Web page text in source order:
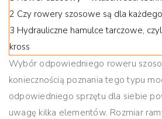
2 Czy rowery szosowe są dla
3 Hydrauliczne hamulce tarczowe,
kross
Wybór odpowiedniego roweru
koniecznością poznania tego typu
odpowiedniego sprzętu dla siebie
uwagę kilka elementów. Rozmiar